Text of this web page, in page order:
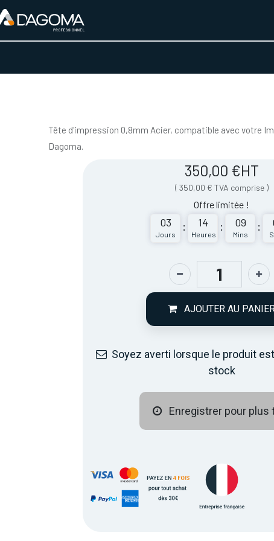
Tête d'impression 0,8mm Acier, compatible avec votre
Dagoma.
350,00 €HT
( 350,00 € TVA comprise )
Offre limitée !
03
Jours
: 14
Heures
: 09
Mins
:
AJOUTER AU
Soyez averti lorsque le produit
stock
Enregistrer pour plus